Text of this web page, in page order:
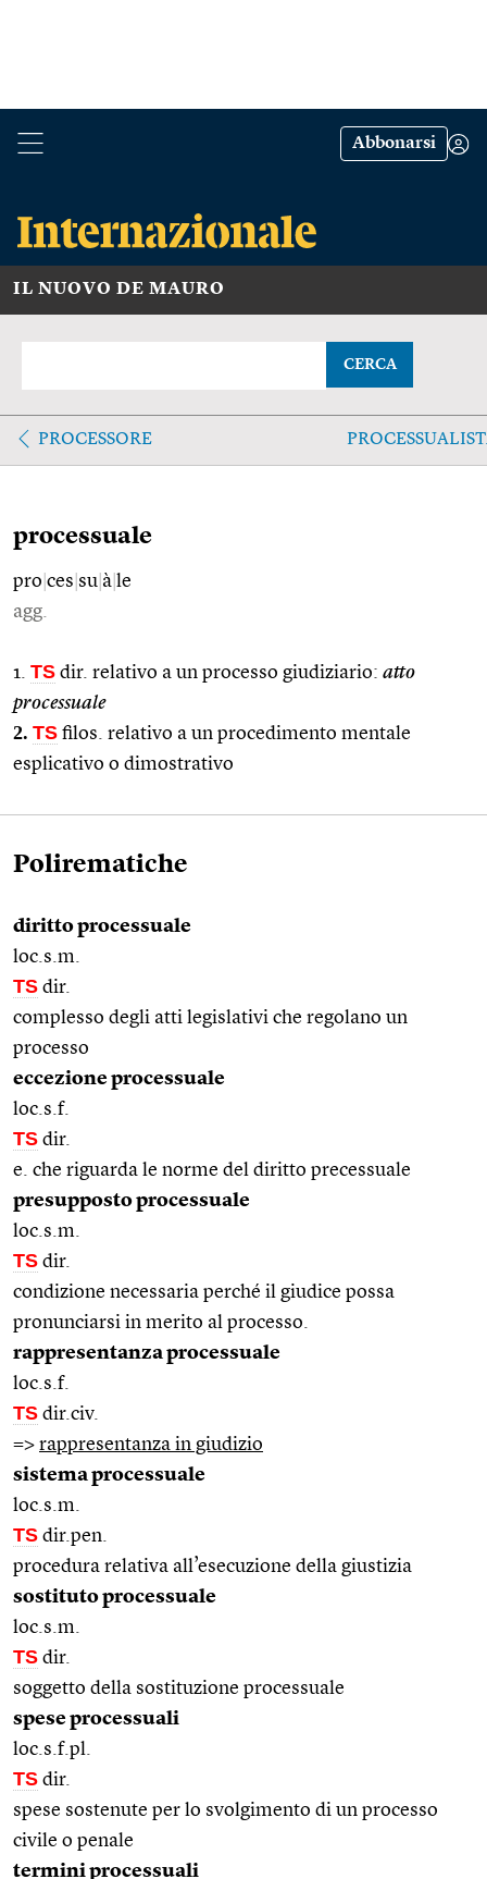
Abbonarsi
IL NUOVO DE MAURO
CERCA
PROCESSORE
processuale
pro ces su à le
agg.
1. TS dir. relativo a un processo giudiziario: atto
processuale
2. TS filos. relativo a un procedimento mentale
esplicativo o dimostrativo
Polirematiche
diritto processuale
loc.s.m.
TS dir.
complesso degli atti legislativi che regolano un
processo
eccezione processuale
loc.s.f.
TS dir.
e. che riguarda le norme del diritto precessuale
presupposto processuale
loc.s.m.
TS dir.
condizione necessaria perché il giudice possa
pronunciarsi in merito al processo.
rappresentanza processuale
loc.s.f.
TS dir.civ.
=> rappresentanza in giudizio
sistema processuale
loc.s.m.
TS dir.pen.
procedura relativa all’esecuzione della giustizia
sostituto processuale
loc.s.m.
TS dir.
soggetto della sostituzione processuale
spese processuali
loc.s.f.pl.
TS dir.
spese sostenute per lo svolgimento di un processo
civile o penale
termini processuali